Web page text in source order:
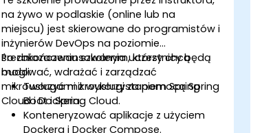
na żywo w podlaskie (online lub na
miejscu) jest skierowane do programistów i
inżynierów DevOps na poziomie
średniozaawansowanym, którzy chcą
budować, wdrażać i zarządzać
mikrousługami z wykorzystaniem Spring
Cloud i Dockera.
Po zakończeniu szkolenia uczestnicy będą
mogli:
Tworzyć mikrousługi za pomocą Spring
Boot i Spring Cloud.
Konteneryzować aplikacje z użyciem
Dockera i Docker Compose.